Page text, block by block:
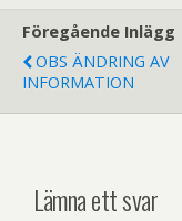
Föregående Inlägg
OBS ÄNDRING AV
INFORMATION
Lämna ett svar